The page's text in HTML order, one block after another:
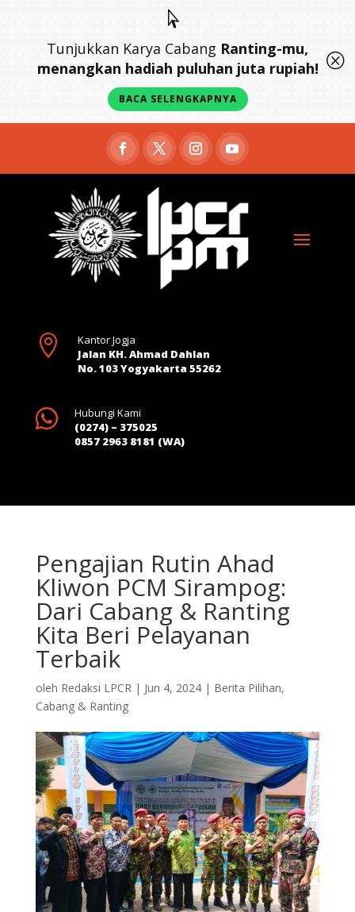

Tunjukkan Karya Cabang Ranting-mu,
menangkan hadiah puluhan juta rupiah!
BACA SELENGKAPNYA
Q

Kantor Jogja
Jalan KH. Ahmad Dahlan
No. 103 Yogyakarta 55262

Hubungi Kami
(0274) – 375025
0857 2963 8181 (WA)
Pengajian Rutin Ahad
Kliwon PCM Sirampog:
Dari Cabang & Ranting
Kita Beri Pelayanan
Terbaik
oleh Redaksi LPCR| Jun 4, 2024| Berita Pilihan,
Cabang & Ranting